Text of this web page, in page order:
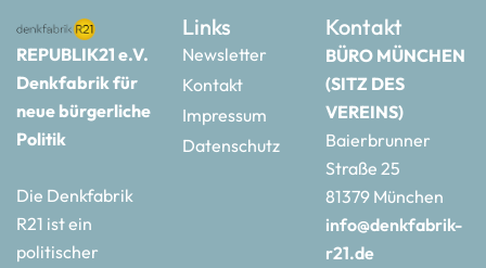
REPUBLIK21 e.V.
Denkfabrik für
neue bürgerliche
Politik
Die Denkfabrik
R21 ist ein
politischer
Links
Newsletter
Kontakt
Impressum
Datenschutz
Kontakt
BÜRO MÜNCHEN
(SITZ DES
VEREINS)
Baierbrunner
Straße 25
81379 München
info@denkfabrik-
r21.de